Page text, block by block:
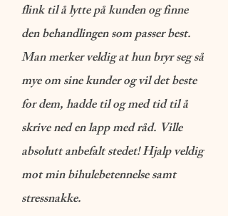
flink til å lytte på kunden og finne
den behandlingen som passer best.
Man merker veldig at hun bryr seg så
mye om sine kunder og vil det beste
for dem, hadde til og med tid til å
skrive ned en lapp med råd. Ville
absolutt anbefalt stedet! Hjalp veldig
mot min bihulebetennelse samt
stressnakke.